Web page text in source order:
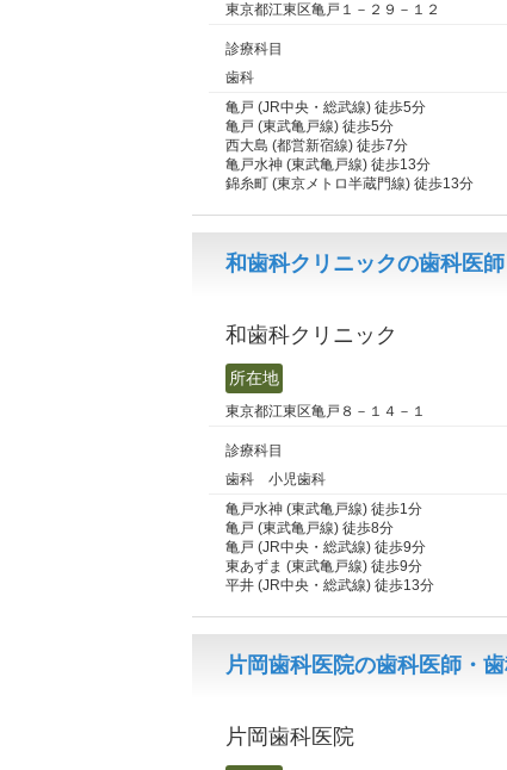
東京都江東区亀戸１－２９－１２
診療科目
歯科
亀戸 (JR中央・総武線) 徒歩5分
亀戸 (東武亀戸線) 徒歩5分
西大島 (都営新宿線) 徒歩7分
亀戸水神 (東武亀戸線) 徒歩13分
錦糸町 (東京メトロ半蔵門線) 徒歩13分
和歯科クリニックの歯科医
和歯科クリニック
所在地
東京都江東区亀戸８－１４－１
診療科目
歯科 小児歯科
亀戸水神 (東武亀戸線) 徒歩1分
亀戸 (東武亀戸線) 徒歩8分
亀戸 (JR中央・総武線) 徒歩9分
東あずま (東武亀戸線) 徒歩9分
平井 (JR中央・総武線) 徒歩13分
片岡歯科医院の歯科医師・
片岡歯科医院